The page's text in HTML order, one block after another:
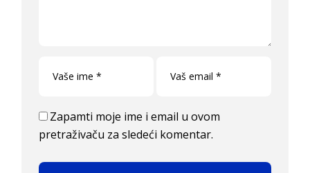
Zapamti moje ime i email u ovom
pretraživaču za sledeći komentar.